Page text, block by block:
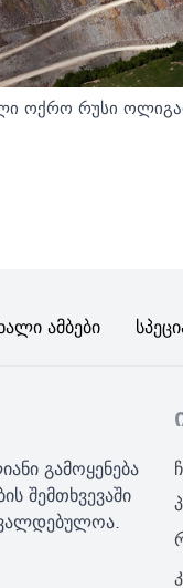
ოქრო რუსი
Ამბები
გამოყენება
შემთხვევაში